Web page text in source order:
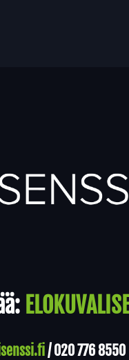
/020 776 8550